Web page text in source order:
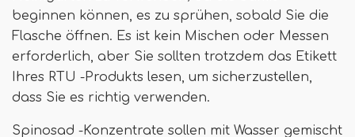
beginnen können, es zu sprühen, sobald Sie die
Flasche öffnen. Es ist kein Mischen oder Messen
erforderlich, aber Sie sollten trotzdem das Etikett
Ihres RTU -Produkts lesen, um sicherzustellen,
dass Sie es richtig verwenden.
Spinosad -Konzentrate sollen mit Wasser gemischt